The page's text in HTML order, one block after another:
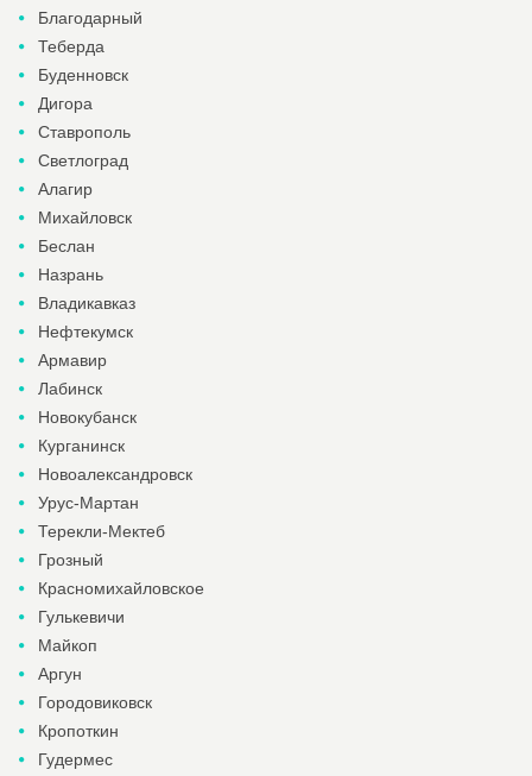
Благодарный
Теберда
Буденновск
Дигора
Ставрополь
Светлоград
Алагир
Михайловск
Беслан
Назрань
Владикавказ
Нефтекумск
Армавир
Лабинск
Новокубанск
Курганинск
Новоалександровск
Урус-Мартан
Терекли-Мектеб
Грозный
Красномихайловское
Гулькевичи
Майкоп
Аргун
Городовиковск
Кропоткин
Гудермес